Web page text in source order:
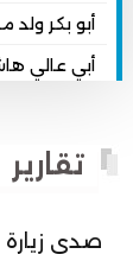
أبو بكر ولد
أبي عالي
أحمد بداه
أحمد دداهي
أحمد
تقارير
صدى زيارة